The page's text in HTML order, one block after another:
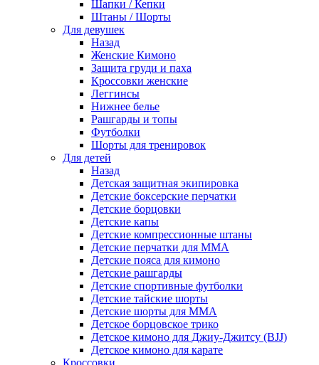
Шапки / Кепки
Штаны / Шорты
Для девушек
Назад
Женские Кимоно
Защита груди и паха
Кроссовки женские
Леггинсы
Нижнее белье
Рашгарды и топы
Футболки
Шорты для тренировок
Для детей
Назад
Детская защитная экипировка
Детские боксерские перчатки
Детские борцовки
Детские капы
Детские компрессионные штаны
Детские перчатки для ММА
Детские пояса для кимоно
Детские рашгарды
Детские спортивные футболки
Детские тайские шорты
Детские шорты для ММА
Детское борцовское трико
Детское кимоно для Джиу-Джитсу (BJJ)
Детское кимоно для карате
Кроссовки